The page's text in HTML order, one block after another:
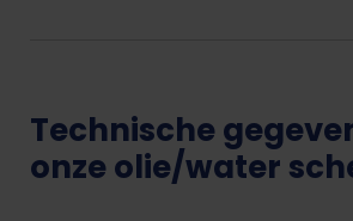
Technische
onze olie/water